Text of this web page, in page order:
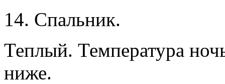
14. Спальник.
Теплый. Температура
ниже.